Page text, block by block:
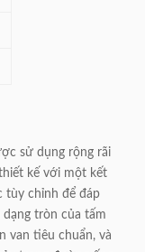
sử dụng rộng rãi
kế với một kết
tùy chỉnh để đáp
tròn của tấm
van tiêu chuẩn, và